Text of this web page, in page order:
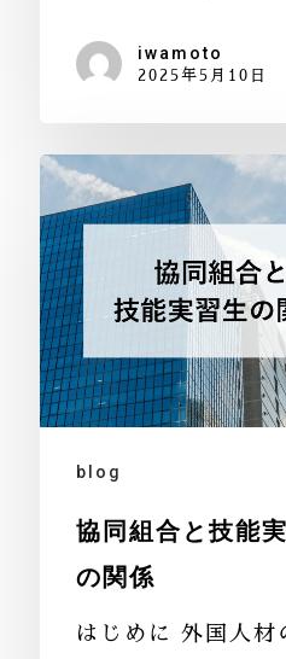
iwamoto
2025年5月10日
blog
協同組合と技能
の関係
はじめに 外国人材